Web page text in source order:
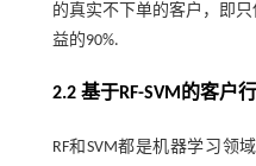
的真实不下单的客户，即
益的90%.
2.2 基于RF-SVM的客户
RF和SVM都是机器学习领